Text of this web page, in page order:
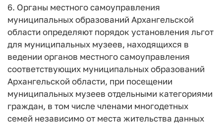
6. Органы местного самоуправления
муниципальных образований Архангельской
области определяют порядок установления льгот
для муниципальных музеев, находящихся в
ведении органов местного самоуправления
соответствующих муниципальных образований
Архангельской области, при посещении
муниципальных музеев отдельными категориями
граждан, в том числе членами многодетных
семей независимо от места жительства данных